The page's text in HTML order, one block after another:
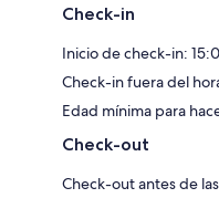
Check-in
Inicio de check-in:
Check-in fuera del
Edad mínima para
Check-out
Check-out antes de